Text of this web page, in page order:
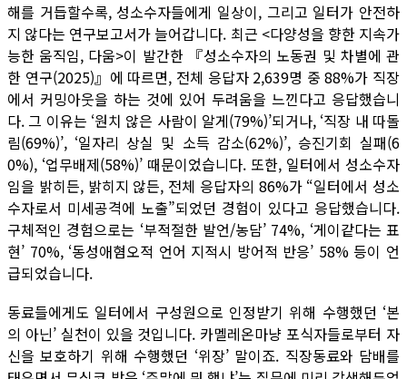
해를 거듭할수록, 성소수자들에게 일상이, 그리고 일터가 안전하
지 않다는 연구보고서가 늘어갑니다. 최근 <다양성을 향한 지속가
능한 움직임, 다움>이 발간한 『성소수자의 노동권 및 차별에 관
한 연구(2025)』에 따르면, 전체 응답자 2,639명 중 88%가 직장
에서 커밍아웃을 하는 것에 있어 두려움을 느낀다고 응답했습니
다. 그 이유는 ‘원치 않은 사람이 알게(79%)’되거나, ‘직장 내 따돌
림(69%)’, ‘일자리 상실 및 소득 감소(62%)’, 승진기회 실패(6
0%), ‘업무배제(58%)’ 때문이었습니다. 또한, 일터에서 성소수자
임을 밝히든, 밝히지 않든, 전체 응답자의 86%가 “일터에서 성소
수자로서 미세공격에 노출”되었던 경험이 있다고 응답했습니다.
구체적인 경험으로는 ‘부적절한 발언/농담’ 74%, ‘게이같다는 표
현’ 70%, ‘동성애혐오적 언어 지적시 방어적 반응’ 58% 등이 언
급되었습니다.
동료들에게도 일터에서 구성원으로 인정받기 위해 수행했던 ‘본
의 아닌’ 실천이 있을 것입니다. 카멜레온마냥 포식자들로부터 자
신을 보호하기 위해 수행했던 ‘위장’ 말이죠. 직장동료와 담배를